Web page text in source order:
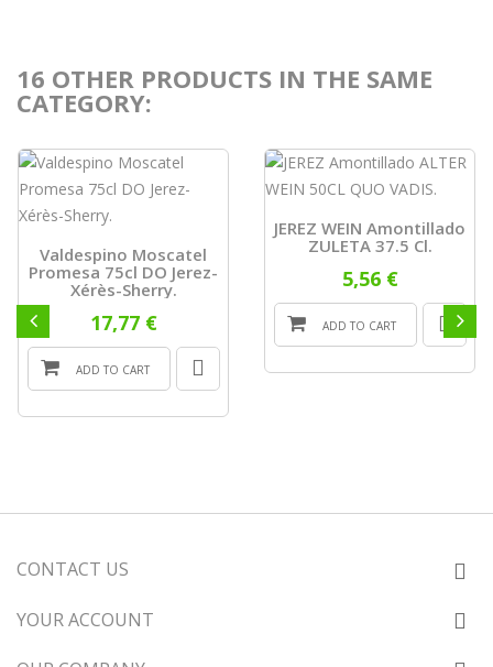
16 OTHER PRODUCTS IN THE SAME
CATEGORY:
Valdespino Moscatel
Promesa 75cl DO Jerez-
Xérès-Sherry.
17,77 €
ADD TO CART
JEREZ WEIN Amontillado
ZULETA 37.5 Cl.
5,56 €
ADD TO CART
CONTACT US
YOUR ACCOUNT